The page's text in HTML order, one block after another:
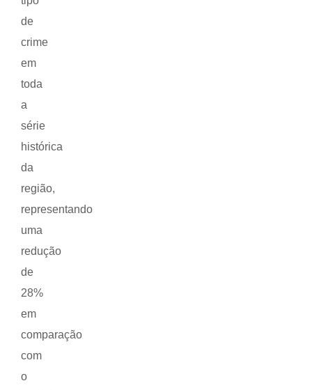
de
crime
em
toda
a
série
histórica
da
região,
representando
uma
redução
de
28%
em
comparação
com
o